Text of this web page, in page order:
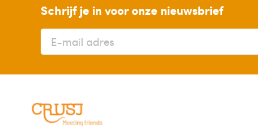
Schrijf je in voor onze nieuwsbrief